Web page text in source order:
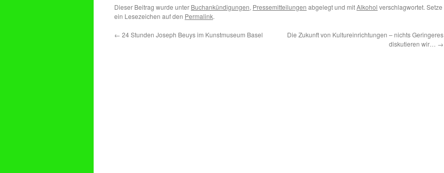
Dieser Beitrag wurde unter Buchankündigungen, Pressemitteilungen abgelegt und mitAlkohol verschlagwortet. Setze
ein Lesezeichen auf den Permalink.
← 24 Stunden Joseph Beuys im Kunstmuseum Basel
Die Zukunft von Kultureinrichtungen – nichts Geringeres
diskutieren wir… →